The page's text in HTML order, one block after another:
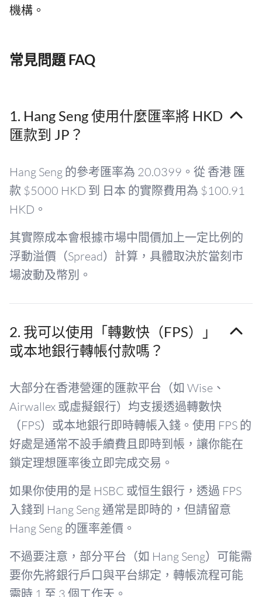
機構。
常見問題 FAQ
1. Hang Seng 使用什麼匯率將 HKD
匯款到 JP？
Hang Seng 的參考匯率為 20.0399。從 香港 匯
款 $5000 HKD 到 日本 的實際費用為 $100.91
HKD。
其實際成本會根據市場中間價加上一定比例的
浮動溢價（Spread）計算，具體取決於當刻市
場波動及幣別。
2. 我可以使用「轉數快（FPS）」
或本地銀行轉帳付款嗎？
大部分在香港營運的匯款平台（如 Wise、
Airwallex 或虛擬銀行）均支援透過轉數快
（FPS）或本地銀行即時轉帳入錢。使用 FPS 的
好處是通常不設手續費且即時到帳，讓你能在
鎖定理想匯率後立即完成交易。
如果你使用的是 HSBC 或恒生銀行，透過 FPS
入錢到 Hang Seng 通常是即時的，但請留意
Hang Seng 的匯率差價。
不過要注意，部分平台（如 Hang Seng）可能需
要你先將銀行戶口與平台綁定，轉帳流程可能
需時 1 至 3 個工作天。